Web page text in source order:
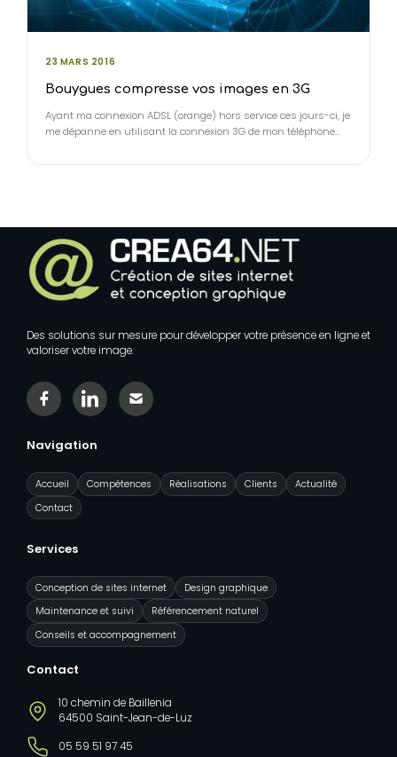
23 MARS 2016
Bouygues compresse vos images en 3G
Ayant ma connexion ADSL (orange) hors service ces jours-ci, je
me dépanne en utilisant la connexion 3G de mon téléphone…
Des solutions sur mesure pour développer votre présence en ligne et
valoriser votre image.
FacebookLinkedinContact
Navigation
Accueil Compétences Réalisations Clients
Actualité
Contact
Services
Conception de sites internet
Design graphique
Maintenance et suivi
Référencement naturel
Conseils et accompagnement
Contact
10 chemin de Baillenia
64500 Saint-Jean-de-Luz
05 59 51 97 45